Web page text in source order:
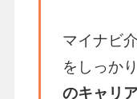
マイナビ
をしっか
のキャリ